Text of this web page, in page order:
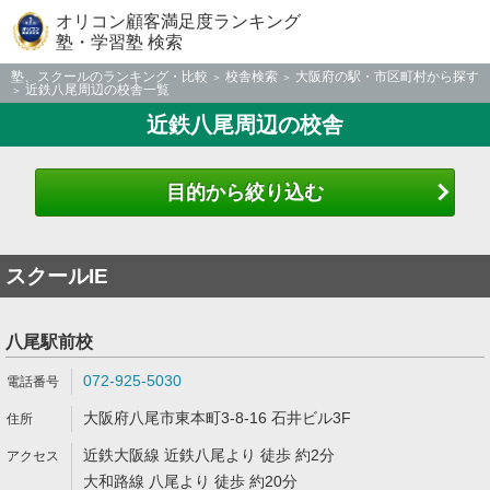
オリコン顧客満足度ランキング
塾・学習塾 検索
塾、スクールのランキング・比較 校舎検索
大阪府の駅・市区町村から探す
近鉄八尾周辺の校舎一覧
近鉄八尾周辺の校舎
目的から絞り込む
スクールIE
八尾駅前校
072-925-5030
大阪府八尾市東本町3-8-16 石井ビル3F
近鉄大阪線 近鉄八尾より 徒歩 約2分
大和路線 八尾より 徒歩 約20分